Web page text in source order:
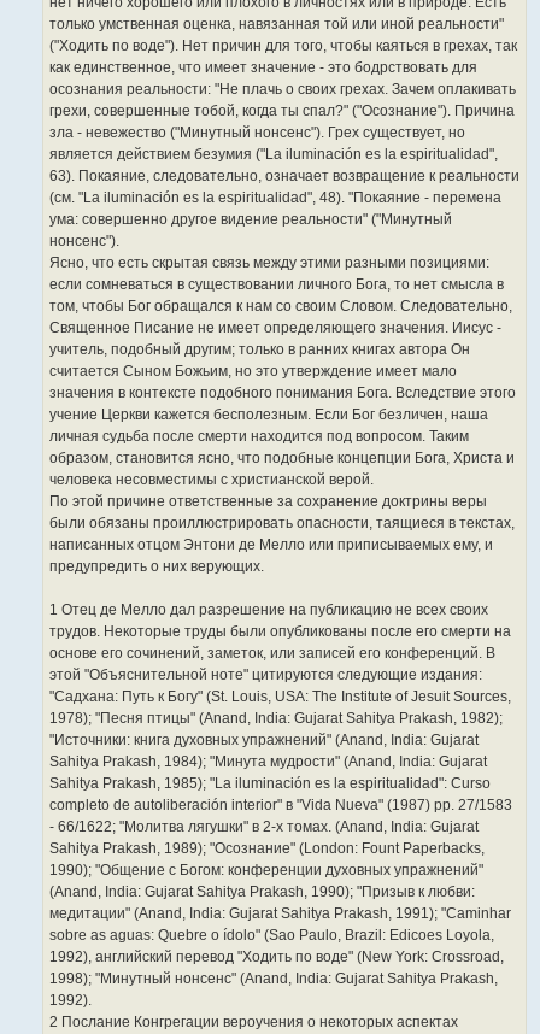
только умственная оценка, навязанная той или иной реальности"
("Ходить по воде"). Нет причин для того, чтобы каяться в грехах, так
как единственное, что имеет значение - это бодрствовать для
осознания реальности: "Не плачь о своих грехах. Зачем оплакивать
грехи, совершенные тобой, когда ты спал?" ("Осознание"). Причина
зла - невежество ("Минутный нонсенс"). Грех существует, но
является действием безумия ("La iluminación es la espiritualidad",
63). Покаяние, следовательно, означает возвращение к реальности
(см. "La iluminación es la espiritualidad", 48). "Покаяние - перемена
ума: совершенно другое видение реальности" ("Минутный
нонсенс").
Ясно, что есть скрытая связь между этими разными позициями:
если сомневаться в существовании личного Бога, то нет смысла в
том, чтобы Бог обращался к нам со своим Словом. Следовательно,
Священное Писание не имеет определяющего значения. Иисус -
учитель, подобный другим; только в ранних книгах автора Он
считается Сыном Божьим, но это утверждение имеет мало
значения в контексте подобного понимания Бога. Вследствие этого
учение Церкви кажется бесполезным. Если Бог безличен, наша
личная судьба после смерти находится под вопросом. Таким
образом, становится ясно, что подобные концепции Бога, Христа и
человека несовместимы с христианской верой.
По этой причине ответственные за сохранение доктрины веры
были обязаны проиллюстрировать опасности, таящиеся в текстах,
написанных отцом Энтони де Мелло или приписываемых ему, и
предупредить о них верующих.
1 Отец де Мелло дал разрешение на публикацию не всех своих
трудов. Некоторые труды были опубликованы после его смерти на
основе его сочинений, заметок, или записей его конференций. В
этой "Объяснительной ноте" цитируются следующие издания:
"Садхана: Путь к Богу" (St. Louis, USA: The Institute of Jesuit Sources,
1978); "Песня птицы" (Anand, India: Gujarat Sahitya Prakash, 1982);
"Источники: книга духовных упражнений" (Anand, India: Gujarat
Sahitya Prakash, 1984); "Минута мудрости" (Anand, India: Gujarat
Sahitya Prakash, 1985); "La iluminación es la espiritualidad": Curso
completo de autoliberación interior" в "Vida Nueva" (1987) pp. 27/1583
- 66/1622; "Молитва лягушки" в 2-х томах. (Anand, India: Gujarat
Sahitya Prakash, 1989); "Осознание" (London: Fount Paperbacks,
1990); "Общение с Богом: конференции духовных упражнений"
(Anand, India: Gujarat Sahitya Prakash, 1990); "Призыв к любви:
медитации" (Anand, India: Gujarat Sahitya Prakash, 1991); "Caminhar
sobre as aguas: Quebre o ídolo" (Sao Paulo, Brazil: Edicoes Loyola,
1992), английский перевод "Ходить по воде" (New York: Crossroad,
1998); "Минутный нонсенс" (Anand, India: Gujarat Sahitya Prakash,
1992).
2 Послание Конгрегации вероучения о некоторых аспектах